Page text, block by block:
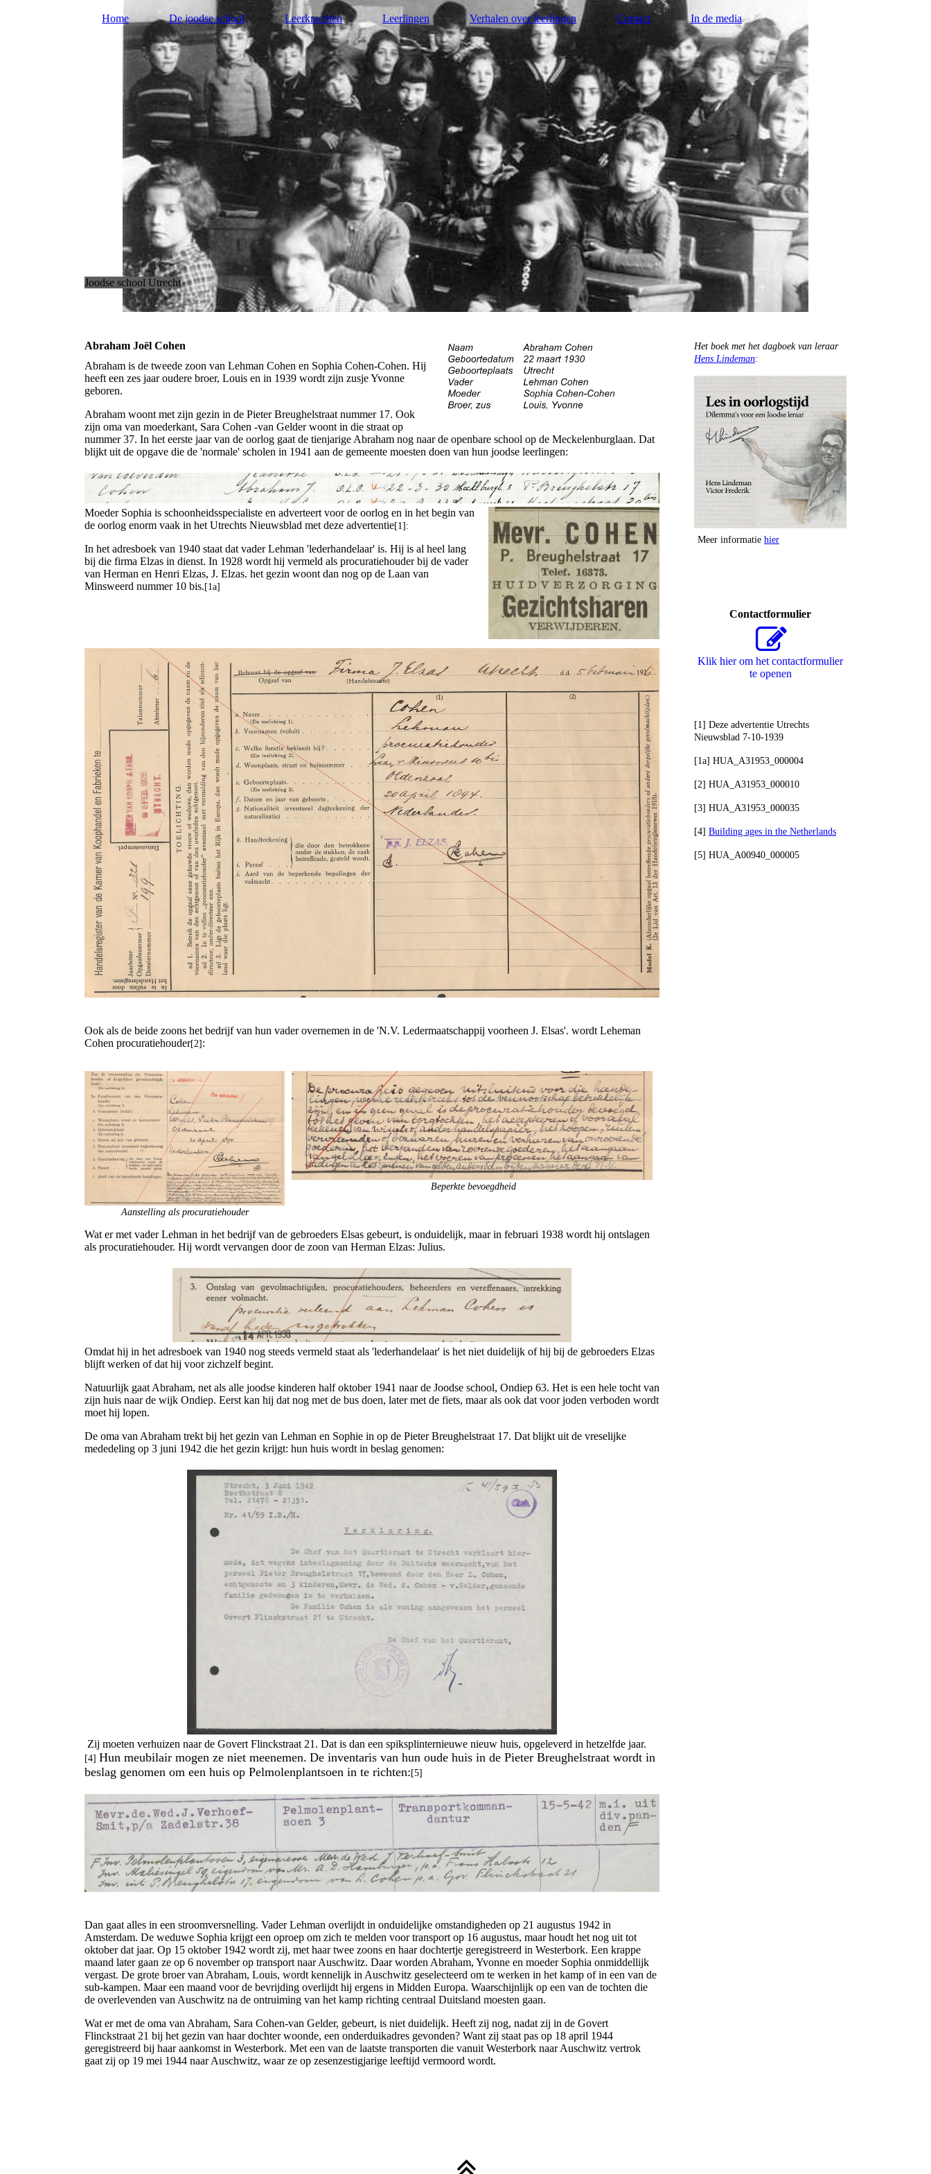
Home De joodse school Leerkrachten Leerlingen Verhalen over leerlingen Contact In de media
Joodse school Utrecht
Abraham Joël Cohen
Abraham is de tweede zoon van Lehman Cohen en Sophia Cohen-Cohen. Hij
heeft een zes jaar oudere broer, Louis en in 1939 wordt zijn zusje Yvonne
geboren.
Abraham woont met zijn gezin in de Pieter Breughelstraat nummer 17. Ook
zijn oma van moederkant, Sara Cohen -van Gelder woont in die straat op
nummer 37. In het eerste jaar van de oorlog gaat de tienjarige Abraham nog naar de openbare school op de Meckelenburglaan. Dat
blijkt uit de opgave die de 'normale' scholen in 1941 aan de gemeente moesten doen van hun joodse leerlingen:
Moeder Sophia is schoonheidsspecialiste en adverteert voor de oorlog en in het begin van
de oorlog enorm vaak in het Utrechts Nieuwsblad met deze advertentie[1]:
In het adresboek van 1940 staat dat vader Lehman 'lederhandelaar' is. Hij is al heel lang
bij die firma Elzas in dienst. In 1928 wordt hij vermeld als procuratiehouder bij de vader
van Herman en Henri Elzas, J. Elzas. het gezin woont dan nog op de Laan van
Minsweerd nummer 10 bis. [1a]
Ook als de beide zoons het bedrijf van hun vader overnemen in de 'N.V. Ledermaatschappij voorheen J. Elsas'. wordt Leheman
Cohen procuratiehouder[2] :
Aanstelling als procuratiehouder
Beperkte bevoegdheid
Wat er met vader Lehman in het bedrijf van de gebroeders Elsas gebeurt, is onduidelijk, maar in februari 1938 wordt hij ontslagen
als procuratiehouder. Hij wordt vervangen door de zoon van Herman Elzas: Julius.
Omdat hij in het adresboek van 1940 nog steeds vermeld staat als 'lederhandelaar' is het niet duidelijk of hij bij de gebroeders Elzas
blijft werken of dat hij voor zichzelf begint.
Natuurlijk gaat Abraham, net als alle joodse kinderen half oktober 1941 naar de Joodse school, Ondiep 63. Het is een hele tocht van
zijn huis naar de wijk Ondiep. Eerst kan hij dat nog met de bus doen, later met de fiets, maar als ook dat voor joden verboden wordt
moet hij lopen.
De oma van Abraham trekt bij het gezin van Lehman en Sophie in op de Pieter Breughelstraat 17. Dat blijkt uit de vreselijke
mededeling op 3 juni 1942 die het gezin krijgt: hun huis wordt in beslag genomen:
Zij moeten verhuizen naar de Govert Flinckstraat 21. Dat is dan een spiksplinternieuwe nieuw huis, opgeleverd in hetzelfde jaar.
[4] Hun meubilair mogen ze niet meenemen. De inventaris van hun oude huis in de Pieter Breughelstraat wordt in
beslag genomen om een huis op Pelmolenplantsoen in te richten:[5]
Dan gaat alles in een stroomversnelling. Vader Lehman overlijdt in onduidelijke omstandigheden op 21 augustus 1942 in
Amsterdam. De weduwe Sophia krijgt een oproep om zich te melden voor transport op 16 augustus, maar houdt het nog uit tot
oktober dat jaar. Op 15 oktober 1942 wordt zij, met haar twee zoons en haar dochtertje geregistreerd in Westerbork. Een krappe
maand later gaan ze op 6 november op transport naar Auschwitz. Daar worden Abraham, Yvonne en moeder Sophia onmiddellijk
vergast. De grote broer van Abraham, Louis, wordt kennelijk in Auschwitz geselecteerd om te werken in het kamp of in een van de
sub-kampen. Maar een maand voor de bevrijding overlijdt hij ergens in Midden Europa. Waarschijnlijk op een van de tochten die
de overlevenden van Auschwitz na de ontruiming van het kamp richting centraal Duitsland moesten gaan.
Wat er met de oma van Abraham, Sara Cohen-van Gelder, gebeurt, is niet duidelijk. Heeft zij nog, nadat zij in de Govert
Flinckstraat 21 bij het gezin van haar dochter woonde, een onderduikadres gevonden? Want zij staat pas op 18 april 1944
geregistreerd bij haar aankomst in Westerbork. Met een van de laatste transporten die vanuit Westerbork naar Auschwitz vertrok
gaat zij op 19 mei 1944 naar Auschwitz, waar ze op zesenzestigjarige leeftijd vermoord wordt.
Het boek met het dagboek van leraar
Hens Lindeman:
Meer informatie hier
Contactformulier
Klik hier om het contactformulier
te openen
[1] Deze advertentie Utrechts
Nieuwsblad 7-10-1939
[1a] HUA_A31953_000004
[2] HUA_A31953_000010
[3] HUA_A31953_000035
[4] Building ages in the Netherlands
[5] HUA_A00940_000005